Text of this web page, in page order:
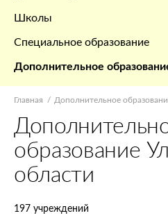
Школы
Специальное образование
Дополнительное
Главная Дополнительное
образование
области
197 учреждений